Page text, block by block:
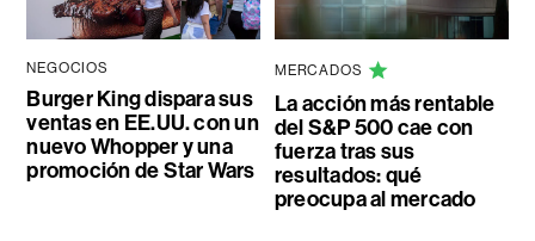
NEGOCIOS
Burger King dispara sus
ventas en EE.UU. con un
nuevo Whopper y una
promoción de Star Wars
MERCADOS
La acción más rentable
del S&P 500 cae con
fuerza tras sus
resultados: qué
preocupa al mercado